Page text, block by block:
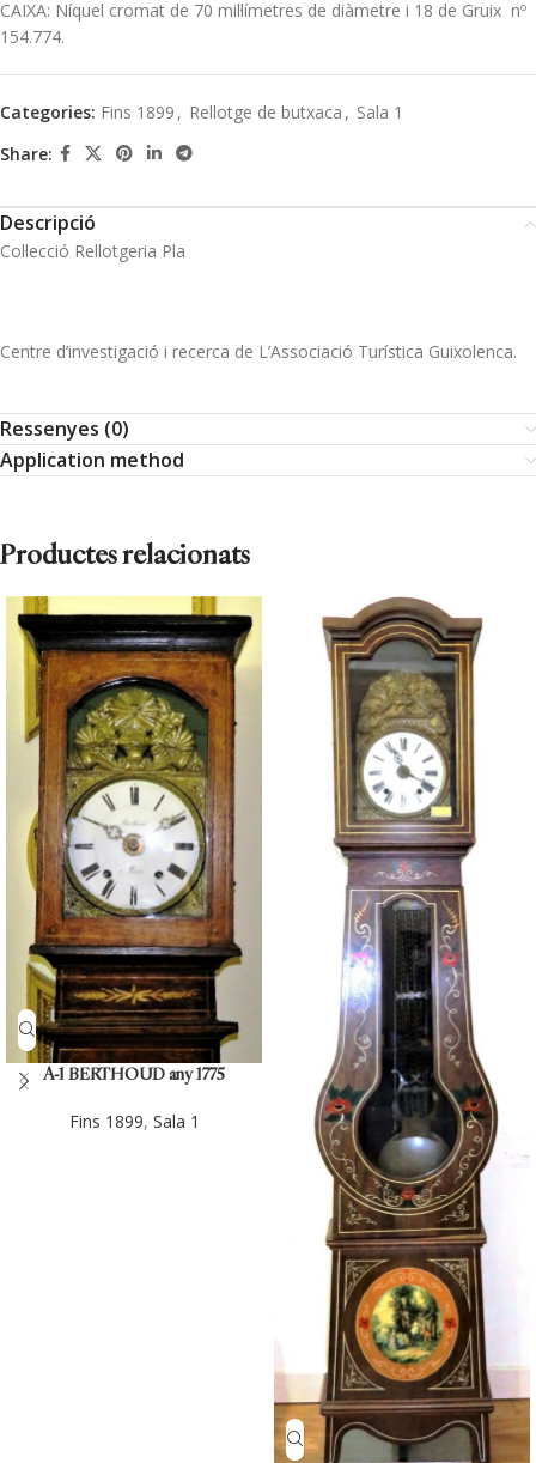
CAIXA: Níquel cromat de 70 mil·límetres de diàmetre i 18 de Gruix nº
154.774.
Categories: Fins 1899 , Rellotge de butxaca , Sala 1
Share:
Descripció
Col·lecció Rellotgeria Pla
Centre d’investigació i recerca de L’Associació Turística Guixolenca.
Ressenyes (0)
Application method
Productes relacionats
A-1 BERTHOUD any 1775
Fins 1899, Sala 1